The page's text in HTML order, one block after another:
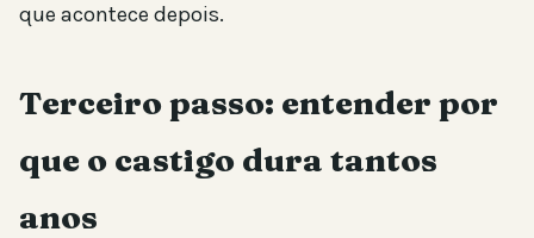
que acontece depois.
Terceiro passo: entender por
que o castigo dura tantos
anos